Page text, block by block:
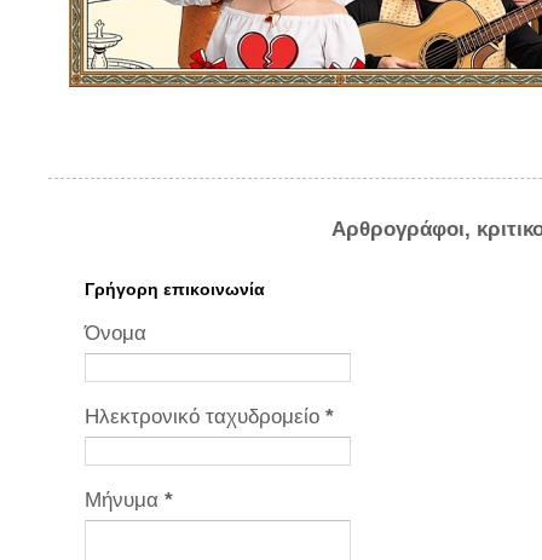
Αρθρογράφοι,
Γρήγορη επικοινωνία
Όνομα
Ηλεκτρονικό ταχυδρομείο *
Μήνυμα *